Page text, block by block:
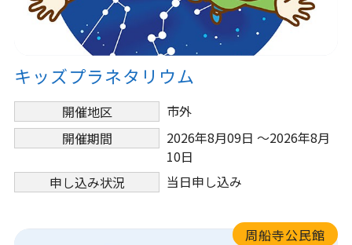
キッズプラネタリウム
開催地区
市外
開催期間
2026年8月09日 ～2026年8月
10日
申し込み状況
当日申し込み
周船寺公民館